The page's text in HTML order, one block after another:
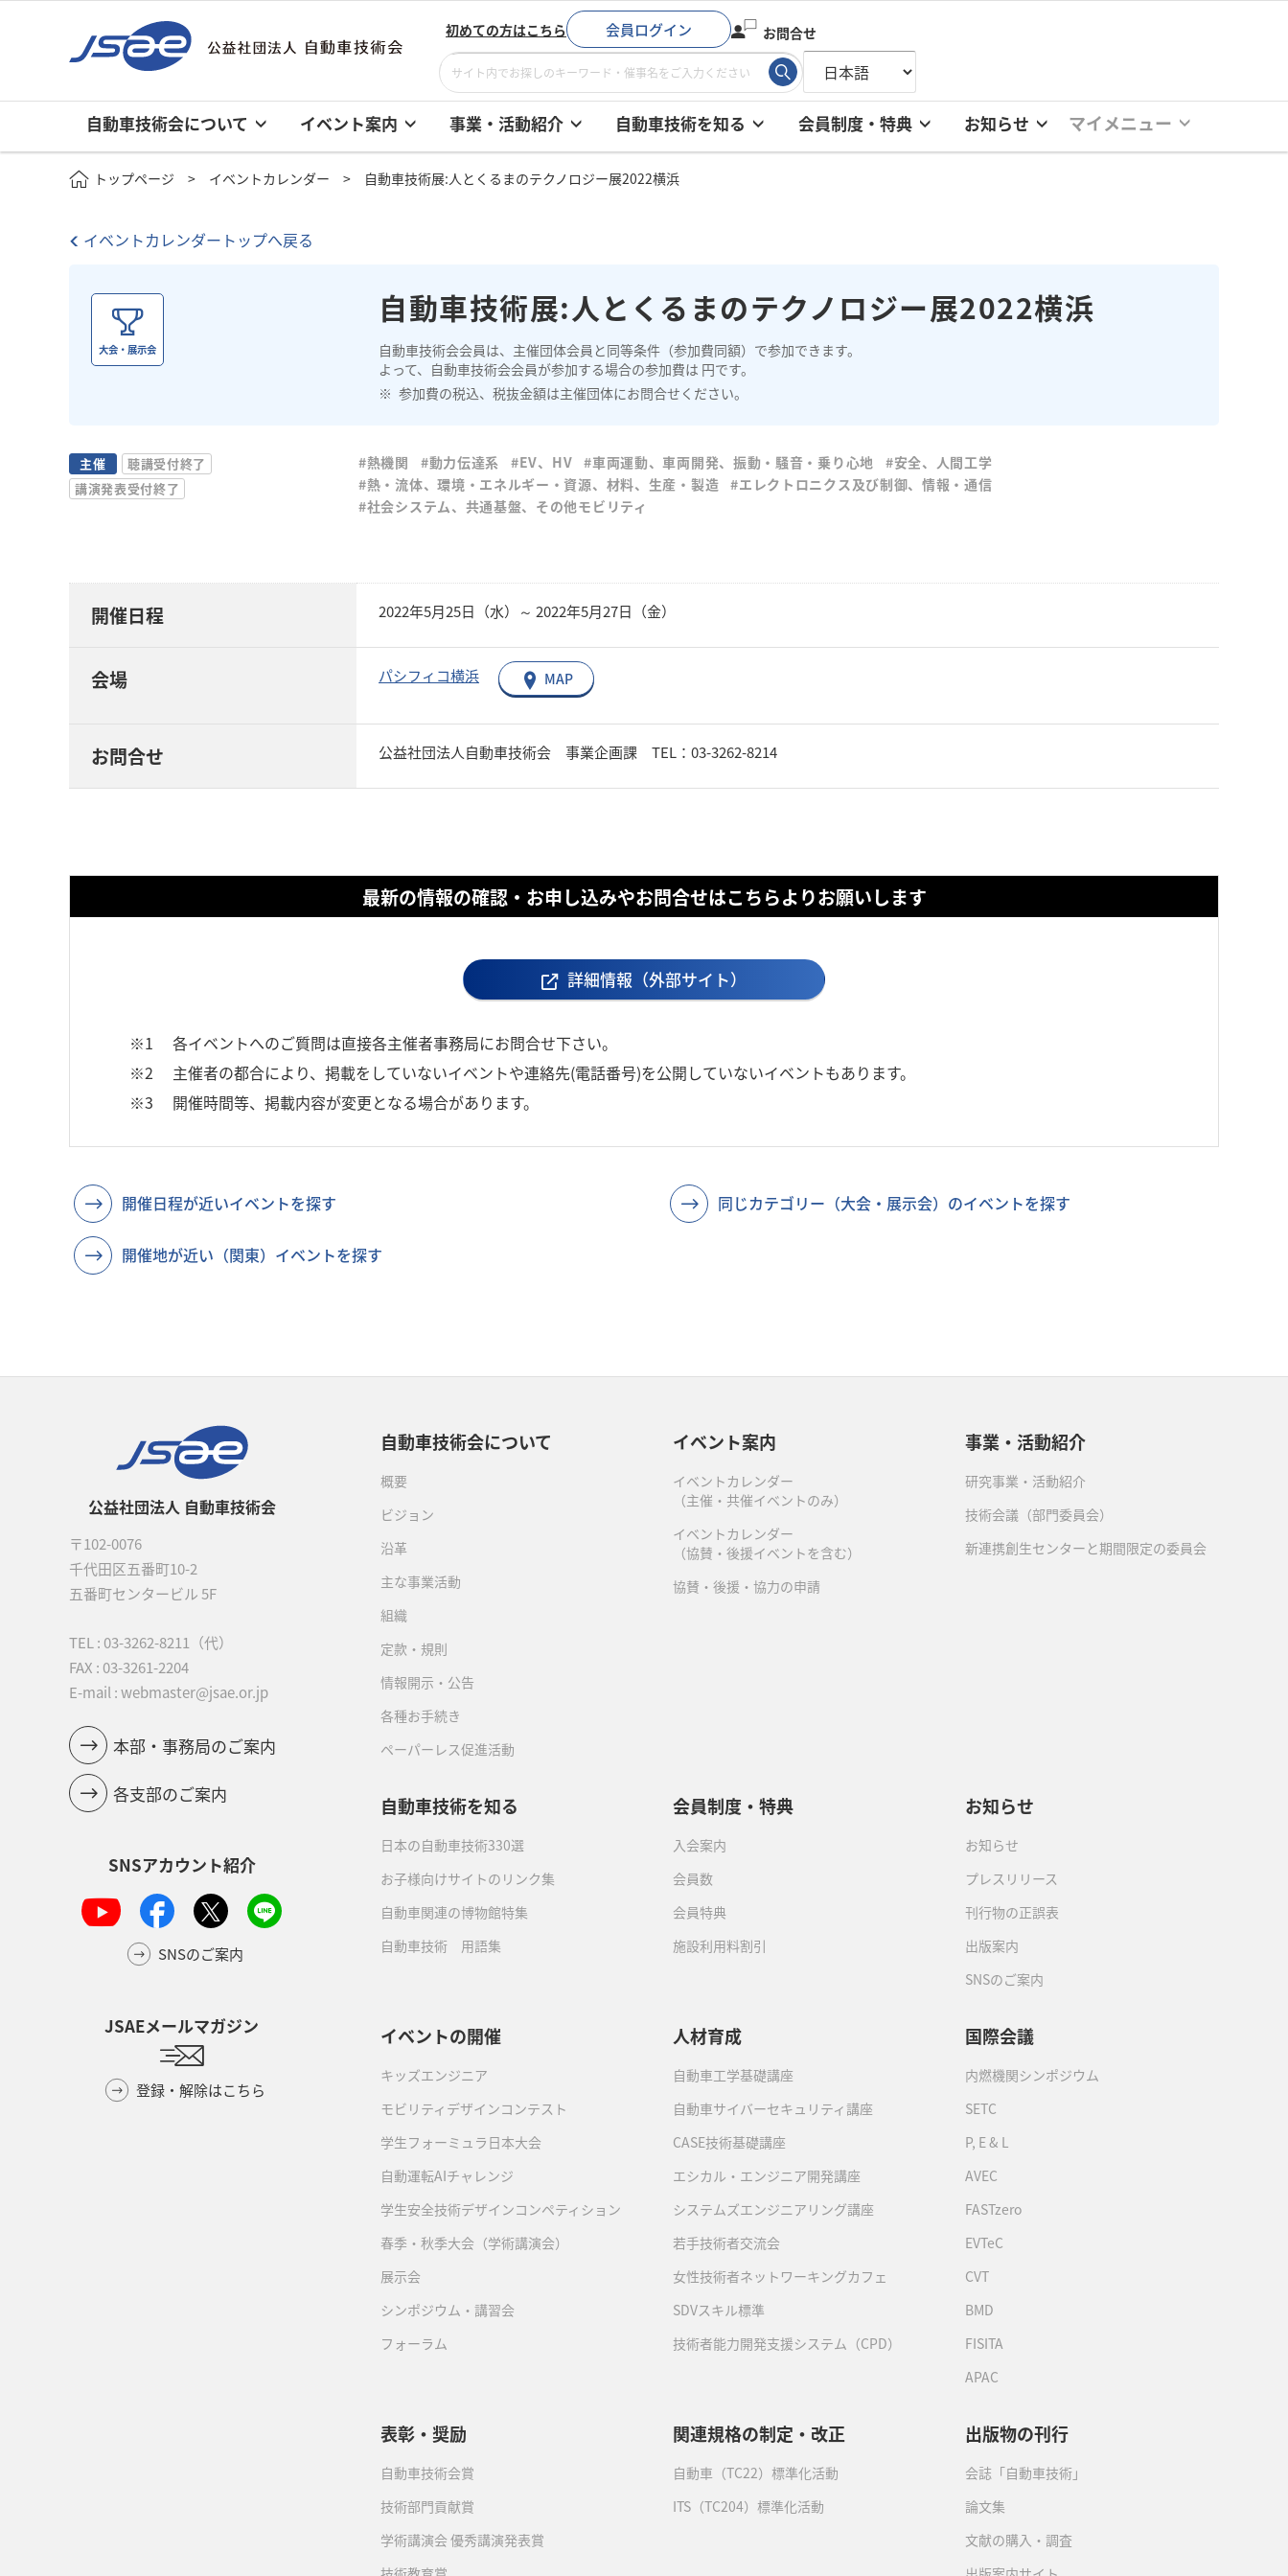
初めての方はこちら 会員ログイン お問合せ
自動車技術会について イベント案内 事業・活動紹介 自動車技術を知る 会員制度・特典 お知らせ マイメニュー
トップページ イベントカレンダー 自動車技術展:人とくるまのテクノロジー展2022横浜
イベントカレンダートップへ戻る
自動車技術展:人とくるまのテクノロジー展2022横浜
自動車技術会会員は、主催団体会員と同等条件（参加費同額）で参加できます。
よって、自動車技術会会員が参加する場合の参加費は 円です。
参加費の税込、税抜金額は主催団体にお問合せください。
大会・展示会
主催
聴講受付終了
講演発表受付終了
#熱機関 #動力伝達系 #EV、HV #車両運動、車両開発、振動・騒音・乗り心地
#安全、人間工学
#熱・流体、環境・エネルギー・資源、材料、生産・製造
#エレクトロニクス及び制御、情報・通信
#社会システム、共通基盤、その他モビリティ
開催日程 2022年5月25日（水）～ 2022年5月27日（金）
会場 パシフィコ横浜 MAP
お問合せ 公益社団法人自動車技術会 事業企画課 TEL：03-3262-8214
最新の情報の確認・お申し込みやお問合せはこちらよりお願いします
詳細情報（外部サイト）
※1
各イベントへのご質問は直接各主催者事務局にお問合せ下さい。
※2
主催者の都合により、掲載をしていないイベントや連絡先(電話番号)を公開していないイベントもあります。
※3
開催時間等、掲載内容が変更となる場合があります。
開催日程が近いイベントを探す 同じカテゴリー（大会・展示会）のイベントを探す
開催地が近い（関東）イベントを探す
公益社団法人 自動車技術会
〒102-0076
千代田区五番町10-2
五番町センタービル 5F
TEL : 03-3262-8211
（代）
FAX : 03-3261-2204
E-mail : webmaster@jsae.or.jp
本部・事務局のご案内
各支部のご案内
SNSアカウント紹介
SNSのご案内
JSAEメールマガジン
登録・解除はこちら
自動車技術会について
概要
ビジョン
沿革
主な事業活動
組織
定款・規則
情報開示・公告
各種お手続き
ペーパーレス促進活動
イベント案内
イベントカレンダー
（主催・共催イベントのみ）
イベントカレンダー
（協賛・後援イベントを含む）
協賛・後援・協力の申請
事業・活動紹介
研究事業・活動紹介
技術会議（部門委員会）
新連携創生センターと期間限定の委員会
自動車技術を知る
日本の自動車技術330選
お子様向けサイトのリンク集
自動車関連の博物館特集
自動車技術 用語集
会員制度・特典
入会案内
会員数
会員特典
施設利用料割引
お知らせ
お知らせ
プレスリリース
刊行物の正誤表
出版案内
SNSのご案内
イベントの開催
キッズエンジニア
モビリティデザインコンテスト
学生フォーミュラ日本大会
自動運転AIチャレンジ
学生安全技術デザインコンペティション
春季・秋季大会（学術講演会）
展示会
シンポジウム・講習会
フォーラム
人材育成
自動車工学基礎講座
自動車サイバーセキュリティ講座
CASE技術基礎講座
エシカル・エンジニア開発講座
システムズエンジニアリング講座
若手技術者交流会
女性技術者ネットワーキングカフェ
SDVスキル標準
技術者能力開発支援システム（CPD）
国際会議
内燃機関シンポジウム
SETC
P, E & L
AVEC
FASTzero
EVTeC
CVT
BMD
FISITA
APAC
表彰・奨励
自動車技術会賞
技術部門貢献賞
学術講演会 優秀講演発表賞
関連規格の制定・改正
自動車（TC22）標準化活動
ITS（TC204）標準化活動
出版物の刊行
会誌「自動車技術」
論文集
文献の購入・調査